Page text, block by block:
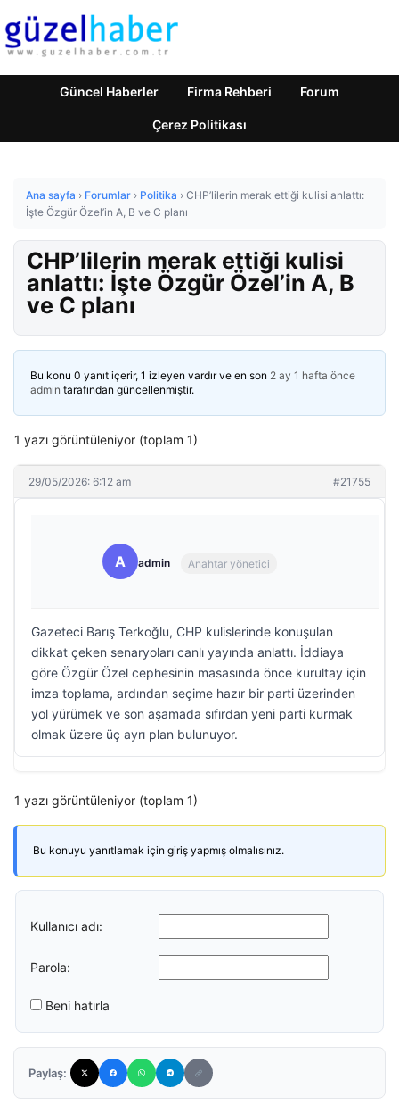
Güncel Haberler Firma Rehberi Forum
Çerez Politikası
Ana sayfa › Forumlar › Politika › CHP’lilerin merak ettiği kulisi anlattı:
İşte Özgür Özel’in A, B ve C planı
CHP’lilerin merak ettiği kulisi
anlattı: İşte Özgür Özel’in A, B
ve C planı
Bu konu 0 yanıt içerir, 1 izleyen vardır ve en son 2 ay 1 hafta önce
admin tarafından güncellenmiştir.
1 yazı görüntüleniyor (toplam 1)
29/05/2026: 6:12 am #21755
A admin Anahtar yönetici
Gazeteci Barış Terkoğlu, CHP kulislerinde konuşulan
dikkat çeken senaryoları canlı yayında anlattı. İddiaya
göre Özgür Özel cephesinin masasında önce kurultay için
imza toplama, ardından seçime hazır bir parti üzerinden
yol yürümek ve son aşamada sıfırdan yeni parti kurmak
olmak üzere üç ayrı plan bulunuyor.
1 yazı görüntüleniyor (toplam 1)
Bu konuyu yanıtlamak için giriş yapmış olmalısınız.
Kullanıcı adı:
Parola:
Beni hatırla
Paylaş: